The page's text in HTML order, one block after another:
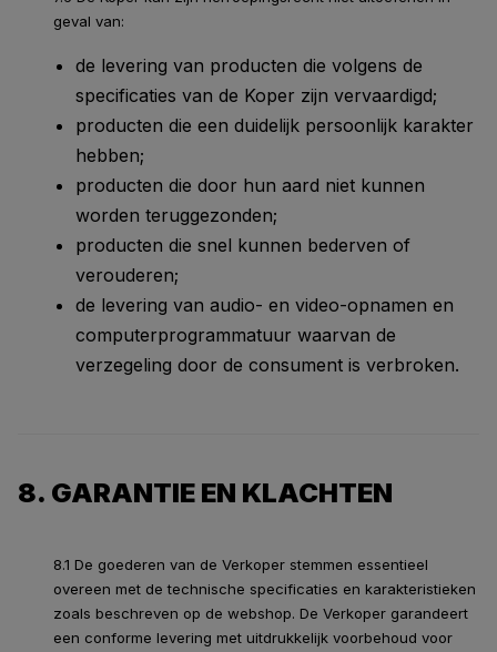
geval van:
de levering van producten die volgens de
specificaties van de Koper zijn vervaardigd;
producten die een duidelijk persoonlijk karakter
hebben;
producten die door hun aard niet kunnen
worden teruggezonden;
producten die snel kunnen bederven of
verouderen;
de levering van audio- en video-opnamen en
computerprogrammatuur waarvan de
verzegeling door de consument is verbroken.
8. GARANTIE EN KLACHTEN
8.1 De goederen van de Verkoper stemmen essentieel
overeen met de technische specificaties en karakteristieken
zoals beschreven op de webshop. De Verkoper garandeert
een conforme levering met uitdrukkelijk voorbehoud voor